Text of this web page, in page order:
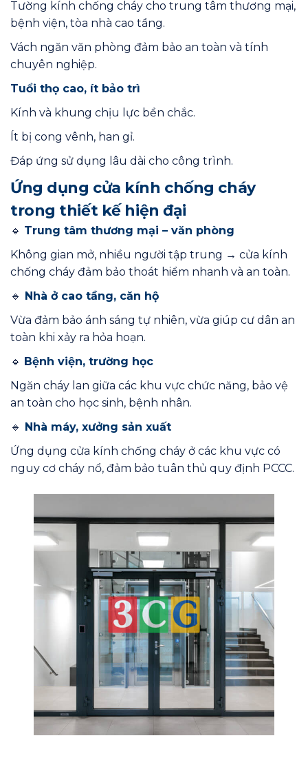
Tường kính chống cháy cho trung tâm thương mại,
bệnh viện, tòa nhà cao tầng.
Vách ngăn văn phòng đảm bảo an toàn và tính
chuyên nghiệp.
Tuổi thọ cao, ít bảo trì
Kính và khung chịu lực bền chắc.
Ít bị cong vênh, han gỉ.
Đáp ứng sử dụng lâu dài cho công trình.
Ứng dụng cửa kính chống cháy
trong thiết kế hiện đại
🔹 Trung tâm thương mại – văn phòng
Không gian mở, nhiều người tập trung → cửa kính
chống cháy đảm bảo thoát hiểm nhanh và an toàn.
🔹 Nhà ở cao tầng, căn hộ
Vừa đảm bảo ánh sáng tự nhiên, vừa giúp cư dân an
toàn khi xảy ra hỏa hoạn.
🔹 Bệnh viện, trường học
Ngăn cháy lan giữa các khu vực chức năng, bảo vệ
an toàn cho học sinh, bệnh nhân.
🔹 Nhà máy, xưởng sản xuất
Ứng dụng cửa kính chống cháy ở các khu vực có
nguy cơ cháy nổ, đảm bảo tuân thủ quy định PCCC.